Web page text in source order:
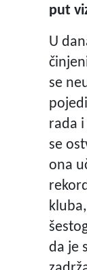
put
U
se
rada
se
ona
da je